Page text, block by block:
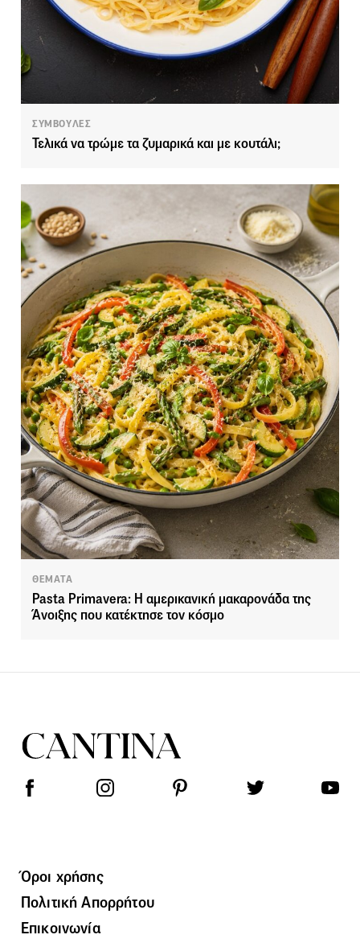
ΣΥΜΒΟΥΛΕΣ
Τελικά να τρώμε τα ζυμαρικά και με κουτάλι;
ΘΕΜΑΤΑ
Pasta Primavera: Η αμερικανική μακαρονάδα της
Άνοιξης που κατέκτησε τον κόσμο
Όροι χρήσης
Πολιτική Απορρήτου
Επικοινωνία